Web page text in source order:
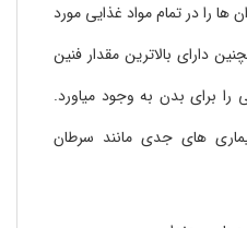
ها را در تمام مواد غذایی مورد
دارای بالاترین مقدار فنین
برای بدن به وجود میاورد.
های جدی مانند سرطان